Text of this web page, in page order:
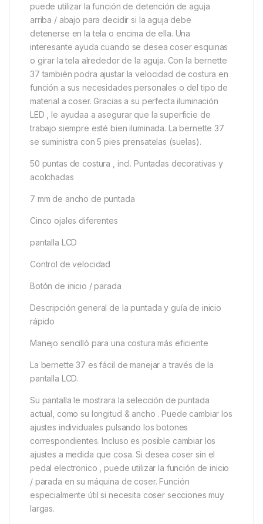
puede utilizar la función de detención de aguja
arriba / abajo para decidir si la aguja debe
detenerse en la tela o encima de ella. Una
interesante ayuda cuando se desea coser esquinas
o girar la tela alrededor de la aguja. Con la bernette
37 también podra ajustar la velocidad de costura en
función a sus necesidades personales o del tipo de
material a coser. Gracias a su perfecta iluminación
LED , le ayudaa a asegurar que la superficie de
trabajo siempre esté bien iluminada. La bernette 37
se suministra con 5 pies prensatelas (suelas).
50 puntas de costura , incl. Puntadas decorativas y
acolchadas
7 mm de ancho de puntada
Cinco ojales diferentes
pantalla LCD
Control de velocidad
Botón de inicio / parada
Descripción general de la puntada y guía de inicio
rápido
Manejo sencilló para una costura más eficiente
La bernette 37 es fácil de manejar a través de la
pantalla LCD.
Su pantalla le mostrara la selección de puntada
actual, como su longitud & ancho . Puede cambiar los
ajustes individuales pulsando los botones
correspondientes. Incluso es posible cambiar los
ajustes a medida que cosa. Si desea coser sin el
pedal electronico , puede utilizar la función de inicio
/ parada en su máquina de coser. Función
especialmente útil si necesita coser secciones muy
largas.